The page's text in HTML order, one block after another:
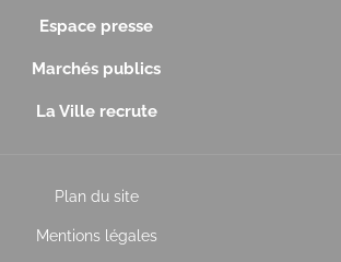
Espace presse
Marchés publics
La Ville recrute
Plan du site
Mentions légales